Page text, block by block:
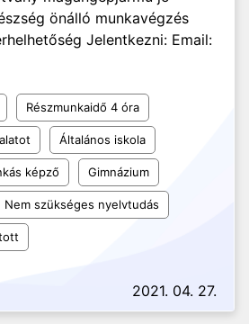
önálló munkavégzés
Jelentkezni: Email:
Részmunkaidő 4 óra
Általános iskola
képző Gimnázium
Nem szükséges nyelvtudás
2021. 04. 27.